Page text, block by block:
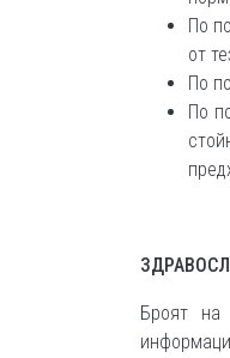
По
от
По
По
Броят на